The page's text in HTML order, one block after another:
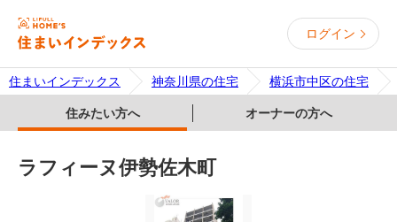
ログイン
住まいインデックス 神奈川県の住宅 横浜市中区の住宅
住みたい方へ オーナーの方へ
ラフィーヌ伊勢佐木町